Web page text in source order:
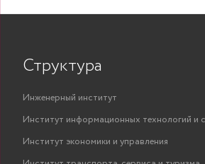
Структура
Инженерный институт
Институт информационных технологий и
Институт экономики и управления